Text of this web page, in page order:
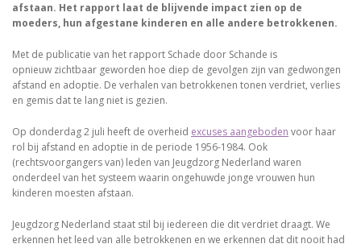
afstaan. Het rapport laat de blijvende impact zien op de
moeders, hun afgestane kinderen en alle andere betrokkenen.
Met de publicatie van het rapport Schade door Schande is
opnieuw zichtbaar geworden hoe diep de gevolgen zijn van gedwongen
afstand en adoptie. De verhalen van betrokkenen tonen verdriet, verlies
en gemis dat te lang niet is gezien.
Op donderdag 2 juli heeft de overheid excuses aangeboden voor haar
rol bij afstand en adoptie in de periode 1956-1984. Ook
(rechtsvoorgangers van) leden van Jeugdzorg Nederland waren
onderdeel van het systeem waarin ongehuwde jonge vrouwen hun
kinderen moesten afstaan.
Jeugdzorg Nederland staat stil bij iedereen die dit verdriet draagt. We
erkennen het leed van alle betrokkenen en we erkennen dat dit nooit had